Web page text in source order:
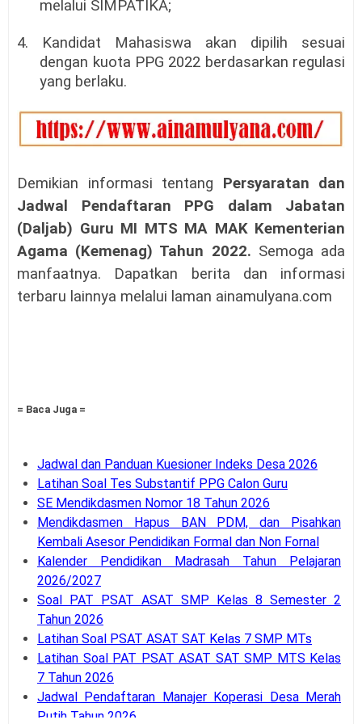
melalui SIMPATIKA;
4. Kandidat Mahasiswa akan dipilih sesuai
dengan kuota PPG 2022 berdasarkan regulasi
yang berlaku.
Demikian informasi tentang Persyaratan dan
Jadwal Pendaftaran PPG dalam Jabatan
(Daljab) Guru MI MTS MA MAK Kementerian
Agama (Kemenag) Tahun 2022. Semoga ada
manfaatnya. Dapatkan berita dan informasi
terbaru lainnya melalui laman ainamulyana.com
= Baca Juga =
Jadwal dan Panduan Kuesioner Indeks Desa 2026
Latihan Soal Tes Substantif PPG Calon Guru
SE Mendikdasmen Nomor 18 Tahun 2026
Mendikdasmen Hapus BAN PDM, dan Pisahkan
Kembali Asesor Pendidikan Formal dan Non Fornal
Kalender Pendidikan Madrasah Tahun Pelajaran
2026/2027
Soal PAT PSAT ASAT SMP Kelas 8 Semester 2
Tahun 2026
Latihan Soal PSAT ASAT SAT Kelas 7 SMP MTs
Latihan Soal PAT PSAT ASAT SAT SMP MTS Kelas
7 Tahun 2026
Jadwal Pendaftaran Manajer Koperasi Desa Merah
Putih Tahun 2026